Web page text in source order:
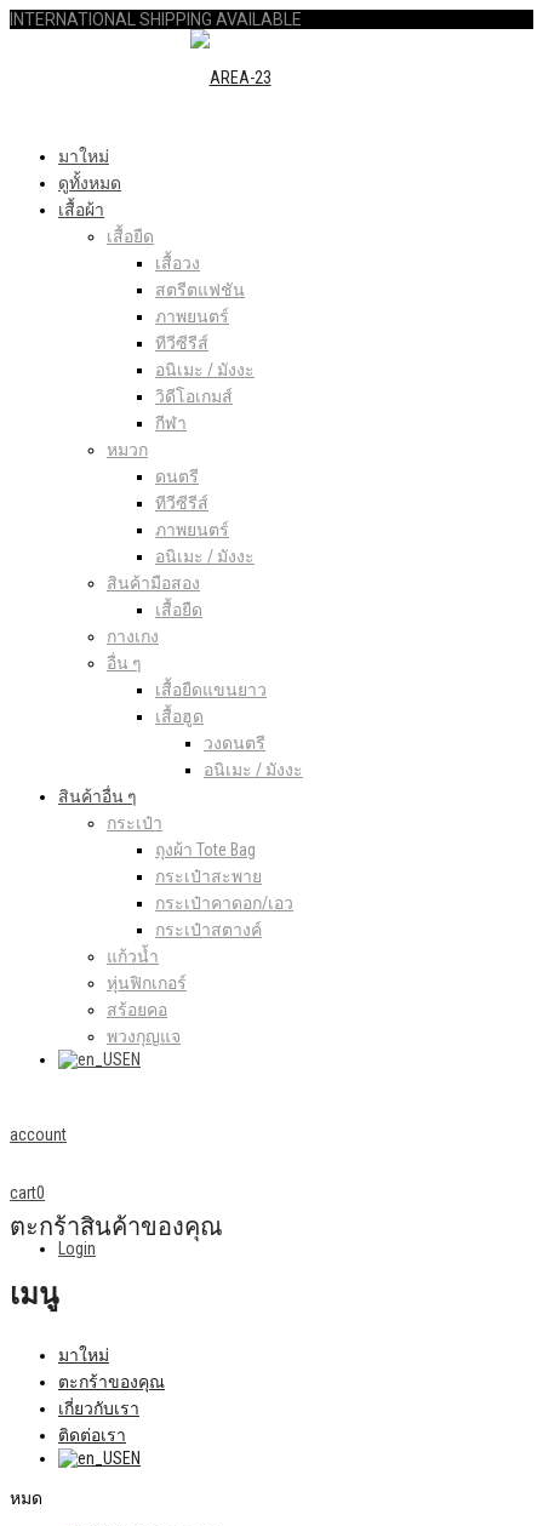
INTERNATIONAL SHIPPING AVAILABLE
มาใหม่
ดูทั้งหมด
เสื้อผ้า
เสื้อยืด
เสื้อวง
สตรีตแฟชัน
ภาพยนตร์
ทีวีซีรีส์
อนิเมะ / มังงะ
วิดีโอเกมส์
กีฬา
หมวก
ดนตรี
ทีวีซีรีส์
ภาพยนตร์
อนิเมะ / มังงะ
สินค้ามือสอง
เสื้อยืด
กางเกง
อื่น ๆ
เสื้อยืดแขนยาว
เสื้อฮูด
วงดนตรี
อนิเมะ / มังงะ
สินค้าอื่น ๆ
กระเป๋า
ถุงผ้า Tote Bag
กระเป๋าสะพาย
กระเป๋าคาดอก/เอว
กระเป๋าสตางค์
แก้วน้ำ
หุ่นฟิกเกอร์
สร้อยคอ
พวงกุญแจ
EN
account
Login
cart0
ตะกร้าสินค้าของคุณ
เมนู
มาใหม่
ตะกร้าของคุณ
เกี่ยวกับเรา
ติดต่อเรา
EN
หมด